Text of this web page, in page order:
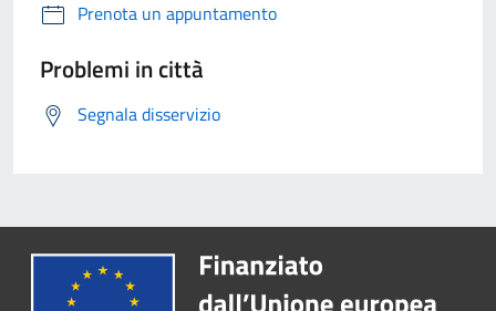
Prenota un appuntamento
Problemi in città
Segnala disservizio